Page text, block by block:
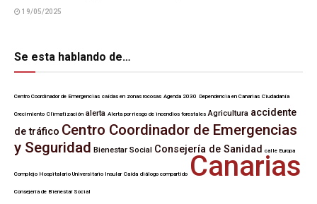
19/05/2025
Se esta hablando de…
Centro Coordinador de Emergencias caídas en zonas rocosas Agenda 2030 Dependencia en Canarias Ciudadanía
Crecimiento Climatización alerta Alerta por riesgo de incendios forestales Agricultura accidente
de tráfico Centro Coordinador de Emergencias
y Seguridad Bienestar Social Consejería de Sanidad calle Europa
Complejo Hospitalario Universitario Insular Caída diálogo compartido Canarias
Consejería de Bienestar Social